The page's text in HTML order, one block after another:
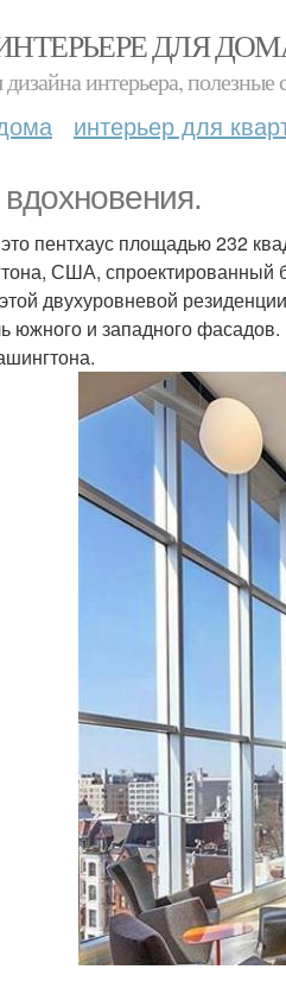
ДЛЯ
интерьера, полезные
интерьер для
пентхаус площадью 232
США, спроектированный
двухуровневой
южного и западного